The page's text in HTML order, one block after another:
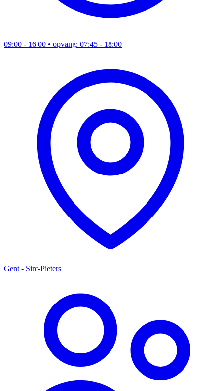
09:00 - 16:00 • opvang: 07:45 - 18:00
Gent - Sint-Pieters